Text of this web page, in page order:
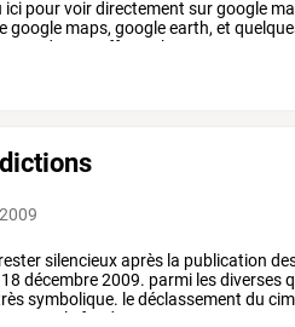
ici pourvoirdirectement surgoogle
google maps, googleearth, et
de roscoff, proche
restersilencieuxaprès la publication
18 décembre2009. parmi lesdiverses
symbolique. ledéclassement du
le fond